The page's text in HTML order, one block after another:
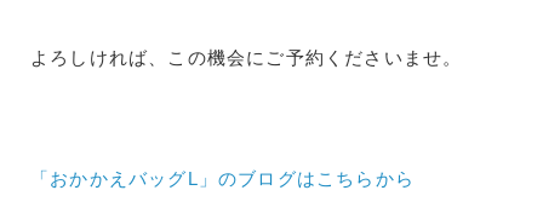
よろしければ、この機会にご予約くださいませ。
「おかかえバッグL」のブログはこちらから